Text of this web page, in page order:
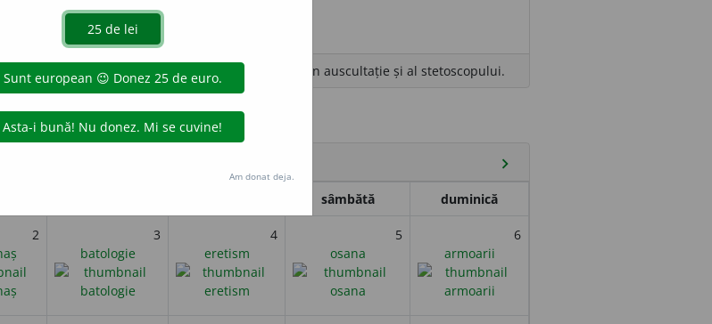
medic francez, creator al diagnosticului medical prin auscultație și al stetoscopului.
chevron_right
sâmbătă duminică
2
3
batologie
4
eretism
5
osana
6
armoarii
Am donat deja.